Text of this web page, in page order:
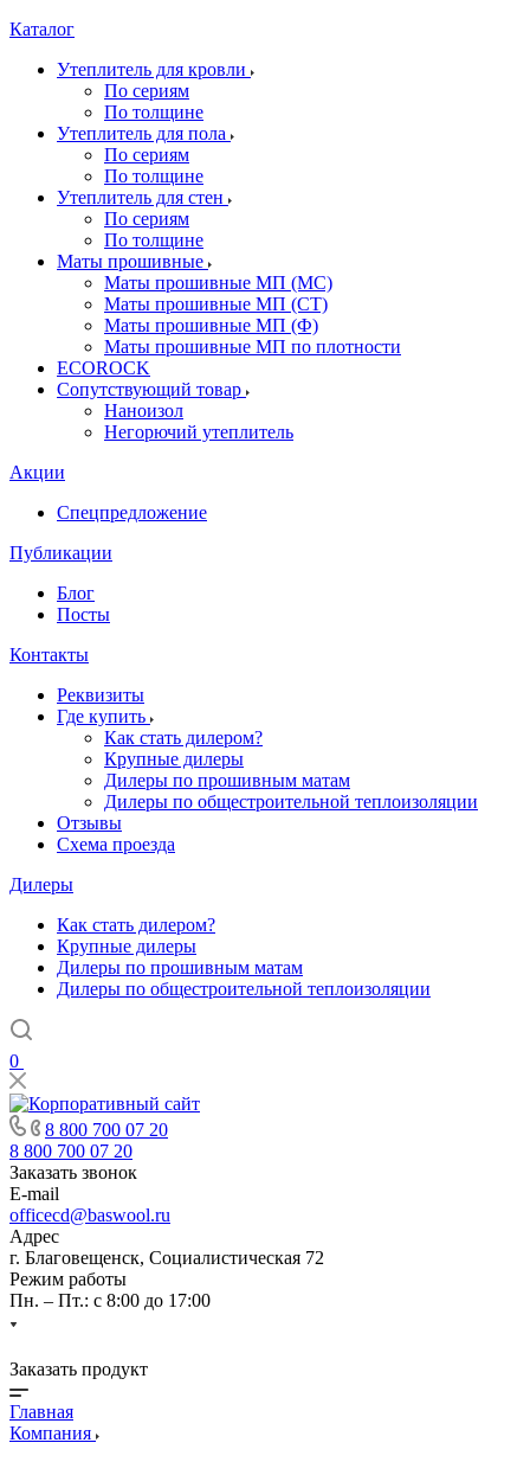
Каталог
Утеплитель для кровли
По сериям
По толщине
Утеплитель для пола
По сериям
По толщине
Утеплитель для стен
По сериям
По толщине
Маты прошивные
Маты прошивные МП (МС)
Маты прошивные МП (СТ)
Маты прошивные МП (Ф)
Маты прошивные МП по плотности
ECOROCK
Сопутствующий товар
Наноизол
Негорючий утеплитель
Акции
Спецпредложение
Публикации
Блог
Посты
Контакты
Реквизиты
Где купить
Как стать дилером?
Крупные дилеры
Дилеры по прошивным матам
Дилеры по общестроительной теплоизоляции
Отзывы
Схема проезда
Дилеры
Как стать дилером?
Крупные дилеры
Дилеры по прошивным матам
Дилеры по общестроительной теплоизоляции
0
8 800 700 07 20
8 800 700 07 20
Заказать звонок
E-mail
officecd@baswool.ru
Адрес
г. Благовещенск, Социалистическая 72
Режим работы
Пн. – Пт.: с 8:00 до 17:00
Заказать продукт
Главная
Компания